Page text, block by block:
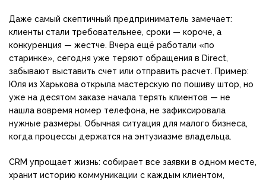
Даже самый скептичный предприниматель замечает:
клиенты стали требовательнее, сроки — короче, а
конкуренция — жестче. Вчера ещё работали «по
старинке», сегодня уже теряют обращения в Direct,
забывают выставить счет или отправить расчет. Пример:
Юля из Харькова открыла мастерскую по пошиву штор, но
уже на десятом заказе начала терять клиентов — не
нашла вовремя номер телефона, не зафиксировала
нужные размеры. Обычная ситуация для малого бизнеса,
когда процессы держатся на энтузиазме владельца.
CRM упрощает жизнь: собирает все заявки в одном месте,
хранит историю коммуникации с каждым клиентом,